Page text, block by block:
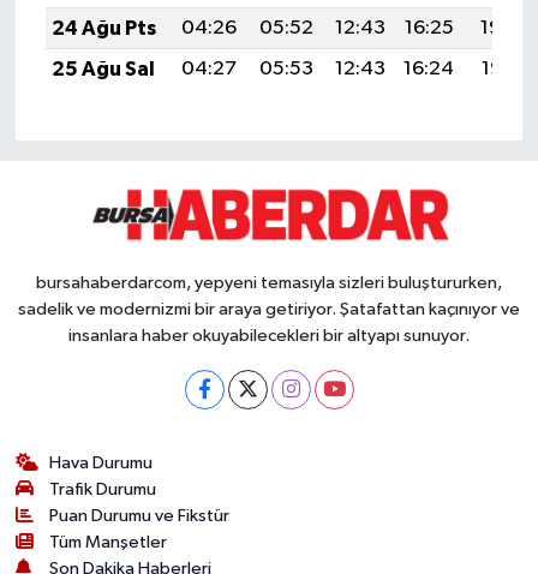
24 Ağu Pts
04:26 05:52 12:43 16:25
19:24
25 Ağu Sal
04:27 05:53 12:43 16:24 19:22
bursahaberdarcom, yepyeni temasıyla sizleri buluştururken,
sadelik ve modernizmi bir araya getiriyor. Şatafattan kaçınıyor ve
insanlara haber okuyabilecekleri bir altyapı sunuyor.
Hava Durumu
Trafik Durumu
Puan Durumu ve Fikstür
Tüm Manşetler
Son Dakika Haberleri